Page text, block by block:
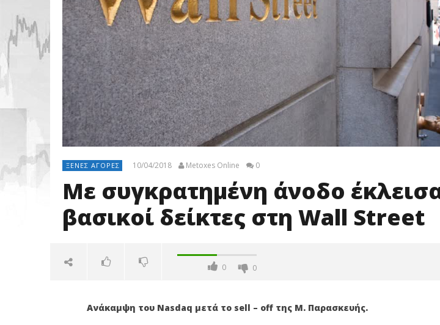
ΞΈΝΕΣ ΑΓΟΡΈΣ 10/04/2018 Metoxes Online 0
Με συγκρατημένη άνοδο
βασικοί δείκτες στη Wall Street
0 0
Ανάκαμψη του Nasdaq μετά το sell – off της Μ. Παρασκευής.